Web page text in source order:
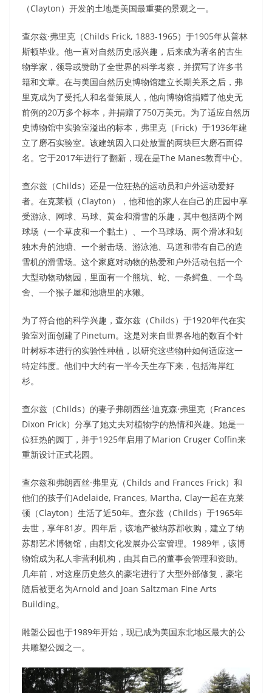
（Clayton）开发的土地是美国最重要的景观之一。
查尔兹·弗里克（Childs Frick, 1883-1965）于1905年从普林
斯顿毕业。他一直对自然历史感兴趣，后来成为著名的古生
物学家，领导或赞助了全世界的科学考察，并撰写了许多书
籍和文章。在与美国自然历史博物馆建立长期关系之后，弗
里克成为了受托人和名誉策展人，他向博物馆捐赠了他史无
前例的20万多个标本，并捐赠了750万美元。为了适应自然历
史博物馆中实验室溢出的标本，弗里克（Frick）于1936年建
立了磨石实验室。该建筑因入口处放置的两块巨大磨石而得
名。它于2017年进行了翻新，现在是The Manes教育中心。
查尔兹（Childs）还是一位狂热的运动员和户外运动爱好
者。在克莱顿（Clayton），他和他的家人在自己的庄园中享
受游泳、网球、马球、黄金和滑雪的乐趣，其中包括两个网
球场（一个草皮和一个黏土）、一个马球场、两个滑冰和划
独木舟的池塘、一个射击场、游泳池、马道和带有自己的造
雪机的滑雪场。这个家庭对动物的热爱和户外活动包括一个
大型动物动物园，里面有一个熊坑、蛇、一条鳄鱼、一个鸟
舍、一个猴子屋和池塘里的水獭。
为了符合他的科学兴趣，查尔兹（Childs）于1920年代在实
验室对面创建了Pinetum。这是对来自世界各地的数百个针
叶树标本进行的实验性种植，以研究这些物种如何适应这一
特定纬度。他们中大约有一半今天生存下来，包括海岸红
杉。
查尔兹（Childs）的妻子弗朗西丝·迪克森·弗里克（Frances
Dixon Frick）分享了她丈夫对植物学的热情和兴趣。她是一
位狂热的园丁，并于1925年启用了Marion Cruger Coffin来
重新设计正式花园。
查尔兹和弗朗西丝·弗里克（Childs and Frances Frick）和
他们的孩子们Adelaide, Frances, Martha, Clay一起在克莱
顿（Clayton）生活了近50年。查尔兹（Childs）于1965年
去世，享年81岁。四年后，该地产被纳苏郡收购，建立了纳
苏郡艺术博物馆，由郡文化发展办公室管理。1989年，该博
物馆成为私人非营利机构，由其自己的董事会管理和资助。
几年前，对这座历史悠久的豪宅进行了大型外部修复，豪宅
随后被更名为Arnold and Joan Saltzman Fine Arts
Building。
雕塑公园也于1989年开始，现已成为美国东北地区最大的公
共雕塑公园之一。